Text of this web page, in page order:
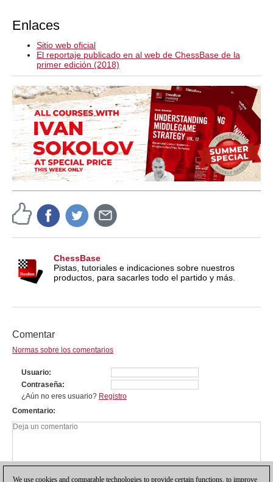
Enlaces
Sitio web oficial
El reportaje publicado en al web de ChessBase de la
primer edición (2018)
ChessBase
Pistas, tutoriales e indicaciones sobre nuestros
productos, para sacarles todo el partido y más.
Comentar
Normas sobre los comentarios
Usuario
Contraseña
¿Aún no eres usuario? Registro
Comentario
We use cookies and comparable technologies to provide certain functions, to improve